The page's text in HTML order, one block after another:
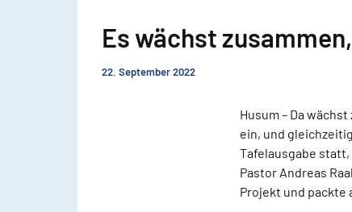
Es wächst
22. September 2022
Husum – Da
ein, und
Tafelausgabe statt,
Pastor Andreas
Projekt und packte